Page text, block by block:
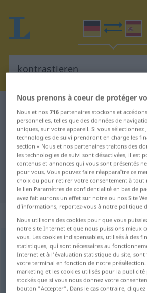
Dictionnaire Allemand-Espagnol
Traduction Allemand-
"kontrastieren"
"kontrastieren" -
Espagnol
„kontrastieren“ :
kontrastierenv/i <ohnege> GEH
Vue d'ensemble de toutes les
(Pour plus d'informations, cliquez sur/
Nous prenons à coeur de protéger
Nous et nos716 partenaires stockons et
personnelles, telles que des données de
uniques, sur votre appareil. Si vous sélectionnez
technologies de suivi prendront en charge les
section « Nous et nos partenaires traitons des
les technologies de suivi sont désactivées, il est
contenus et annonces qui vous sont présentés
pour vous. Vous pouvez faire réapparaître ce
choix ou pour retirer votre consentement à tout
le lien Paramètres de confidentialité en bas de
avez fait aurons un effet sur notre ou nos Site
d’informations, reportez-vous à notre politique
Nous utilisons des cookies pour que vous
notre site Internet et que nous puissions mieux
vous. Les cookies indispensables, utilisés à des
statistiques, qui sont nécessaires au
Internet et à l'évaluation statistique du site, sont
votre terminal en fonction de notre présélection.
marketing et les cookies utilisés pour la
stockés que si vous nous donnez votre
bouton "Accepter". Dans le cas contraire,